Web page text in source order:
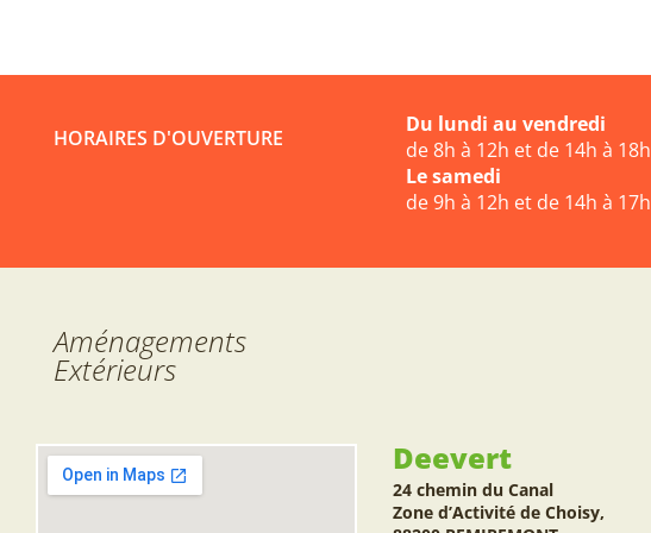
HORAIRES D'OUVERTURE
Du lundi au vendredi
de 8h à 12h et de 14h à 18h
Le samedi
de 9h à 12h et de 14h à 17h
Aménagements
Extérieurs
Deevert
24 chemin du Canal
Zone d’Activité de Choisy,